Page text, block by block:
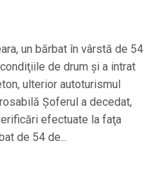
un bărbat în vârstă de 54
de drum şi a intrat
ulterior autoturismul
Şoferul a decedat,
efectuate la faţa
de 54 de...